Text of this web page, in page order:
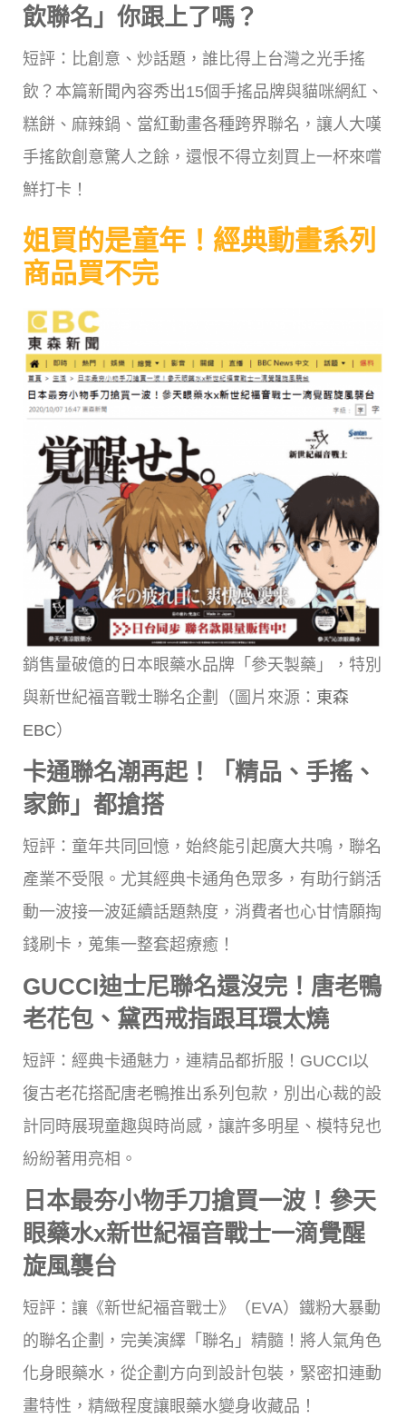
飲聯名」你跟上了嗎？
短評：比創意、炒話題，誰比得上台灣之光手搖
飲？本篇新聞內容秀出15個手搖品牌與貓咪網紅、
糕餅、麻辣鍋、當紅動畫各種跨界聯名，讓人大嘆
手搖飲創意驚人之餘，還恨不得立刻買上一杯來嚐
鮮打卡！
姐買的是童年！經典動畫系列
商品買不完
銷售量破億的日本眼藥水品牌「參天製藥」，特別
與新世紀福音戰士聯名企劃（圖片來源： 東森
EBC）
卡通聯名潮再起！「精品、手搖、
家飾」都搶搭
短評：童年共同回憶，始終能引起廣大共鳴，聯名
產業不受限。尤其經典卡通角色眾多，有助行銷活
動一波接一波延續話題熱度，消費者也心甘情願掏
錢刷卡，蒐集一整套超療癒！
GUCCI迪士尼聯名還沒完！唐老鴨
老花包、黛西戒指跟耳環太燒
短評：經典卡通魅力，連精品都折服！GUCCI以
復古老花搭配唐老鴨推出系列包款，別出心裁的設
計同時展現童趣與時尚感，讓許多明星、模特兒也
紛紛著用亮相。
日本最夯小物手刀搶買一波！參天
眼藥水x新世紀福音戰士一滴覺醒
旋風襲台
短評：讓《新世紀福音戰士》（EVA）鐵粉大暴動
的聯名企劃，完美演繹「聯名」精髓！將人氣角色
化身眼藥水，從企劃方向到設計包裝，緊密扣連動
畫特性，精緻程度讓眼藥水變身收藏品！